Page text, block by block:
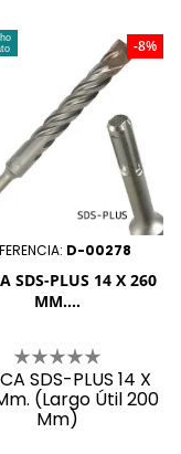
D-00278
SDS-PLUS 14 X 260
MM....
SDS-PLUS 14 X
(Largo Útil 200
Mm)
-8%